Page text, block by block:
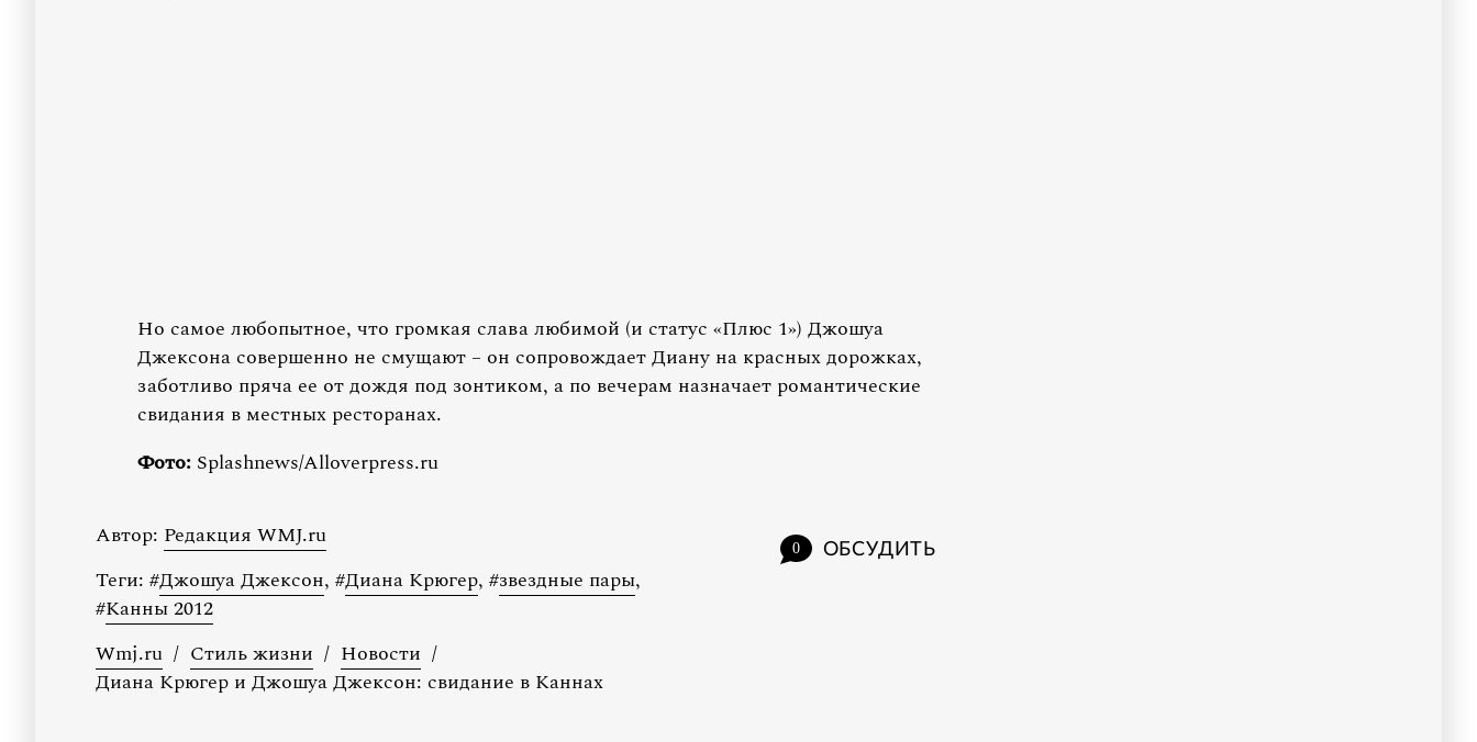
Но самое любопытное, что громкая слава любимой (и статус «Плюс 1») Джошуа
Джексона совершенно не смущают – он сопровождает Диану на красных дорожках,
заботливо пряча ее от дождя под зонтиком, а по вечерам назначает романтические
свидания в местных ресторанах.
Фото:Splashnews/Alloverpress.ru
0 ОБСУДИТЬ
Автор: Редакция WMJ.ru
Теги: #Джошуа Джексон, #Диана Крюгер, #звездные пары,
#Канны 2012
Wmj.ru / Стиль жизни / Новости /
Диана Крюгер и Джошуа Джексон: свидание в Каннах